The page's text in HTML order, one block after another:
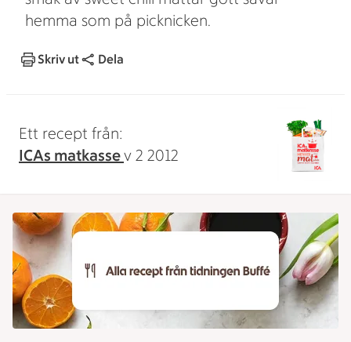
hemma som på picknicken.
Skriv ut Dela
Ett recept från:
ICAs matkassev 2 2012